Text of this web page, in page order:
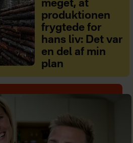
meget, at
produktionen
frygtede for
hans liv: Det var
en del af min
plan